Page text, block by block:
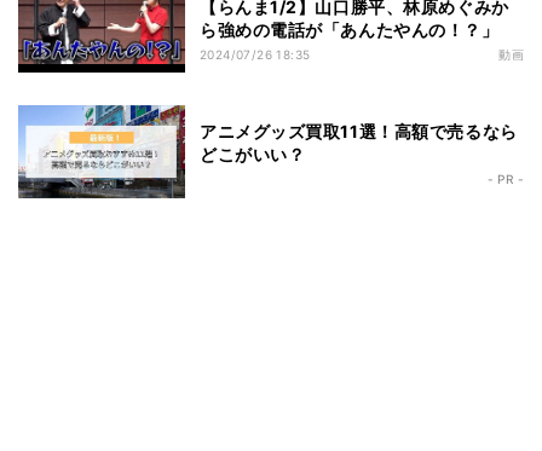
【らんま1/2】山口勝平、林原めぐみか
ら強めの電話が「あんたやんの！？」
2024/07/26 18:35 動画
アニメグッズ買取11選！高額で売るなら
どこがいい？
- PR -